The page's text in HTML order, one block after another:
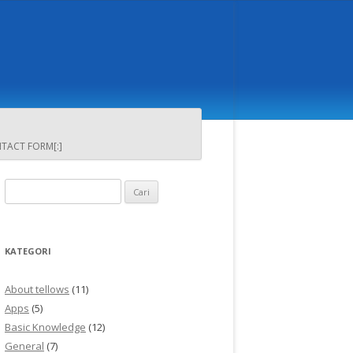
FORM[:]
untuk:
KATEGORI
About tellows (11)
Apps (5)
Basic Knowledge (12)
General (7)